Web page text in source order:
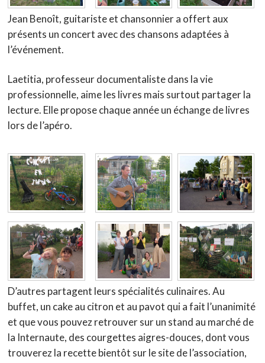
Jean Benoît, guitariste et chansonnier a offert aux
présents un concert avec des chansons adaptées à
l’événement.
Laetitia, professeur documentaliste dans la vie
professionnelle, aime les livres mais surtout partager la
lecture. Elle propose chaque année un échange de livres
lors de l’apéro.
D’autres partagent leurs spécialités culinaires. Au
buffet, un cake au citron et au pavot qui a fait l’unanimité
et que vous pouvez retrouver sur un stand au marché de
la Internaute, des courgettes aigres-douces, dont vous
trouverez la recette bientôt sur le site de l’association,